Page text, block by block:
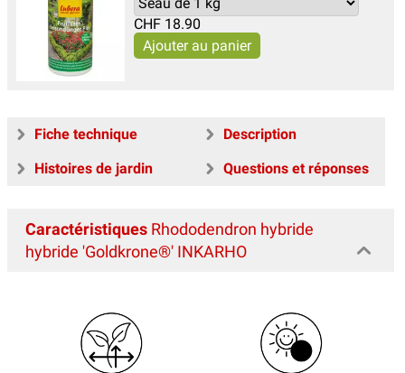
CHF 18.90
Fiche technique
Description
Histoires de jardin
Questions et réponses
Caractéristiques Rhododendron hybride
hybride 'Goldkrone®' INKARHO